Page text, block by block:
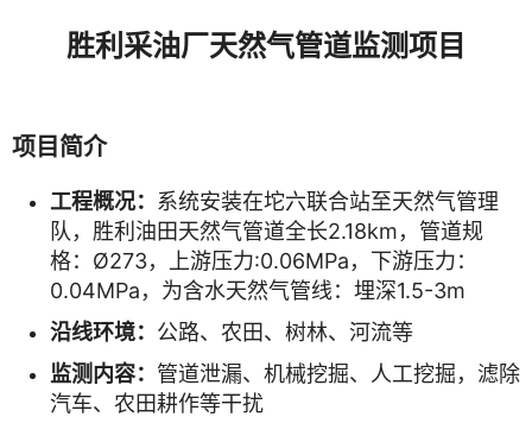
胜利采油厂天然气管道监测项目
项目简介
工程概况： 系统安装在坨六联合站至天然气管理
队，胜利油田天然气管道全长2.18km，管道规
格：Ø273，上游压力:0.06MPa，下游压力：
0.04MPa，为含水天然气管线：埋深1.5-3m
沿线环境： 公路、农田、树林、河流等
监测内容： 管道泄漏、机械挖掘、人工挖掘，滤除
汽车、农田耕作等干扰